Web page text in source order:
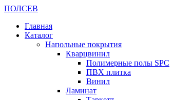
ПОЛСЕВ
Главная
Каталог
Напольные покрытия
Кварцвинил
Полимерные полы SPC
ПВХ плитка
Винил
Ламинат